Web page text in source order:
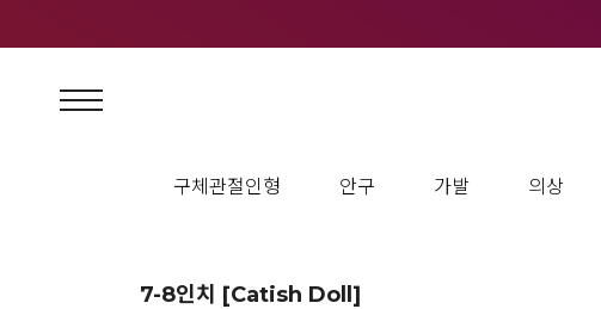
구체관절인형 안구 가발 의상
7-8인치 [Catish Doll]